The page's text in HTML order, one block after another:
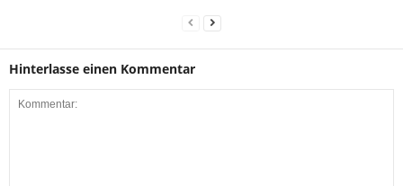
Hinterlasse einen Kommentar